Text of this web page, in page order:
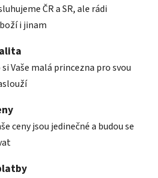
ČR a SR, ale rádi
i jinam
Vaše malá princezna pro svou
ceny jsou jedinečné a budou se